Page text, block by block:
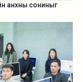
анхны сониныг